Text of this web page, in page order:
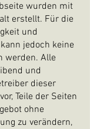
wurden mit
erstellt. Für die
und
jedoch keine
werden. Alle
und
dieser
Teile der Seiten
ohne
zu verändern,